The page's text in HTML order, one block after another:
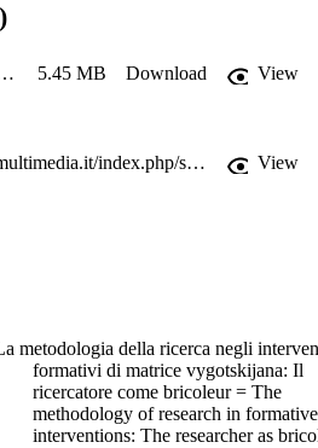
riguardato l’esplicitazione del lavoro
una lettura “angolare” come quella
Benché gli interventi formativi
interpretativi sottesi, sulle
metodologie di raccolta e di analisi dei
24Morselli 5.45 MB Download
View
https://ojs.pensamultimedia.it/index.php/siref/article/view/4338 View
metodologia della ricerca negli
formativi di matrice vygotskijana: Il
ricercatore come bricoleur = The
methodology of research in formative
interventions: The researcher as